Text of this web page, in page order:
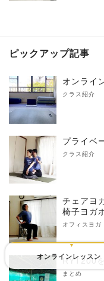
オンラインレッスン
ピックアップ記事
オンライ
クラス紹介
プライベ
クラス紹介
チェアヨ
椅子ヨガ
オフィスヨガ
RYT200
まとめ